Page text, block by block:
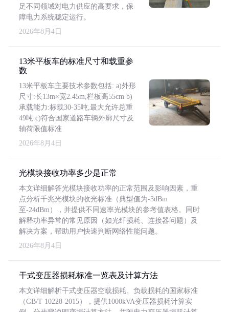
足不同领域对电力供应的高要求，保
障电力系统稳定运行。
2026年8月4日
13米平板车的标准尺寸和载重参
数
13米平板车主要技术参数包括: a)外形
尺寸:长13m×宽2.45m,栏板高55cm b)
承载能力:标载30-35吨,最大允许总重
49吨 c)符合国家道路车辆外廓尺寸及
轴荷限值标准
2026年8月4日
光模块接收功率多少是正常
本文详细解答光模块接收功率的正常范围及影响因素，重
点分析千兆光模块的收光标准（典型值为-3dBm
至-24dBm），并提供不同速率光模块的参考值表格。同时
解释功率异常的常见原因（如光纤损耗、连接器问题）及
解决方案，帮助用户快速判断网络性能问题。
2026年8月4日
干式变压器损耗标准一览表及计算方法
本文详细解析干式变压器空载损耗、负载损耗的国家标准
（GB/T 10228-2015），提供1000kVA变压器损耗计算实